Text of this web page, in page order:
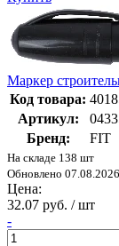
Маркер
Код товара:
Артикул:
Бренд:
FIT
На складе 138 шт
Обновлено 07.08.2026
Цена:
32.07 руб. / шт
-